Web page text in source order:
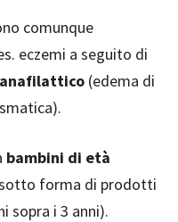
comunque
eczemi a seguito di
(edema di
bambini di età
forma di prodotti
sopra i 3 anni).